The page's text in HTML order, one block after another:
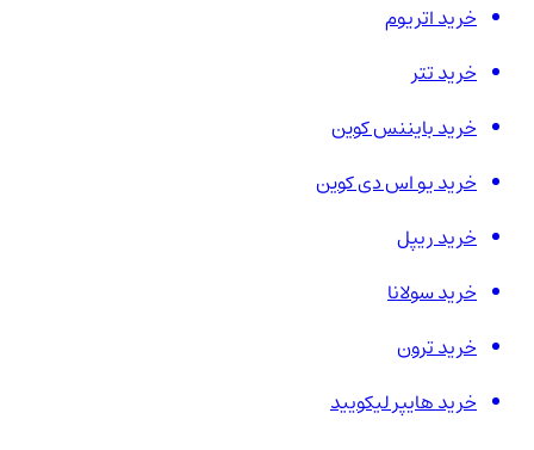
خرید اتریوم
خرید تتر
خرید بایننس کوین
خرید یو اس دی کوین
خرید ریپل
خرید سولانا
خرید ترون
خرید هایپر لیکویید